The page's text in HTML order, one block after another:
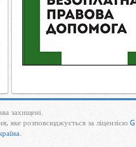
захищені.
яке розповсюджується за ліцензією
.